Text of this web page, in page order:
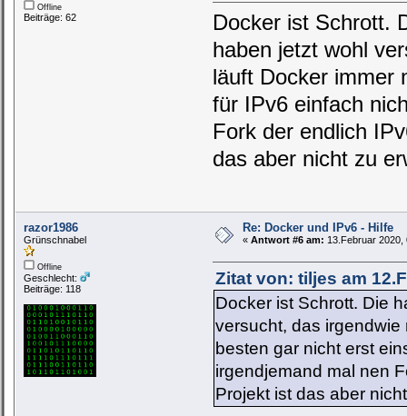
Offline
Beiträge: 62
Docker ist Schrott.
haben jetzt wohl
läuft Docker immer
für IPv6 einfach
Fork der endlich
das aber nicht zu
razor1986
Grünschnabel
Offline
Geschlecht:
Beiträge: 118
Re: Docker und IPv6 - Hilfe
« Antwort #6 am: 13.Februar 2020,
Zitat von: tiljes am
Docker ist Schrott. Die
versucht, das
besten gar nicht erst
irgendjemand mal nen
Projekt ist das aber